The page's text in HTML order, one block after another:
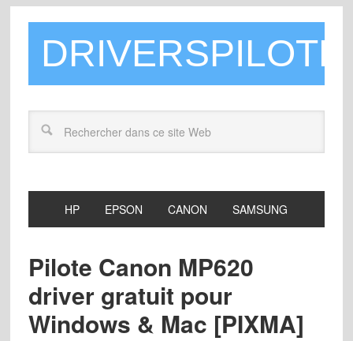
HP EPSON CANON SAMSUNG
Pilote Canon MP620
driver gratuit pour
Windows & Mac [PIXMA]